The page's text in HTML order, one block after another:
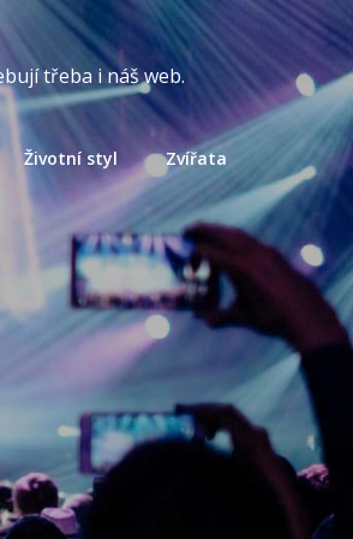
třeba i náš web.
Životní styl Zvířata